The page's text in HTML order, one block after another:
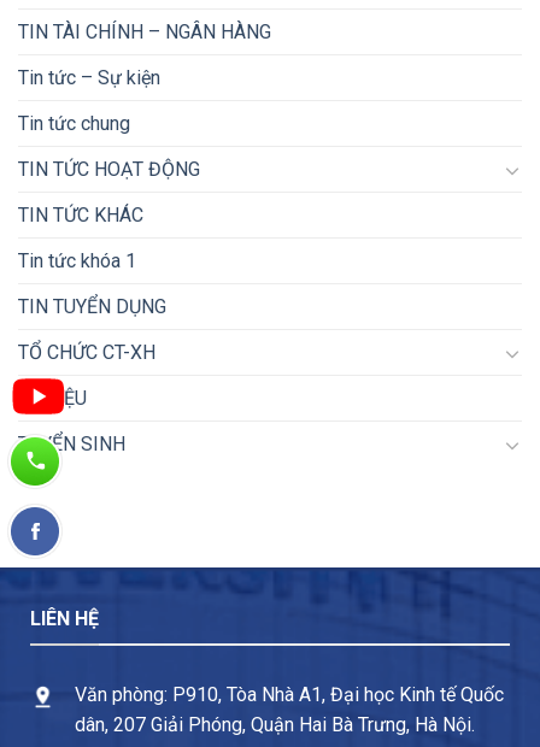
TIN TÀI CHÍNH – NGÂN HÀNG
Tin tức – Sự kiện
Tin tức chung
TIN TỨC HOẠT ĐỘNG
TIN TỨC KHÁC
Tin tức khóa 1
TIN TUYỂN DỤNG
TỔ CHỨC CT-XH
TƯ LIỆU
TUYỂN SINH
LIÊN HỆ
Văn phòng: P910, Tòa Nhà A1, Đại học Kinh tế Quốc
dân, 207 Giải Phóng, Quận Hai Bà Trưng, Hà Nội.